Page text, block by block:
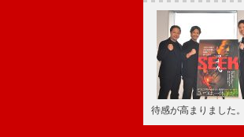
待感が高まりました